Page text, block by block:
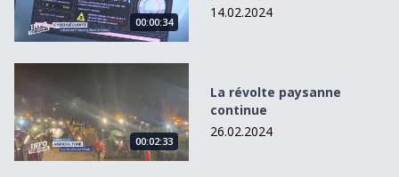
00:00:34
14.02.2024
00:02:33
La révolte paysanne
continue
26.02.2024